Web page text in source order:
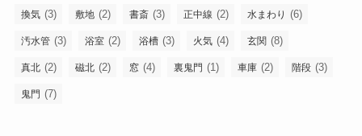
換気 (3) 敷地 (2) 書斎 (3) 正中線 (2) 水まわり (6)
汚水管 (3) 浴室 (2) 浴槽 (3) 火気 (4) 玄関 (8)
真北 (2) 磁北 (2) 窓 (4) 裏鬼門 (1) 車庫 (2) 階段 (3)
鬼門 (7)